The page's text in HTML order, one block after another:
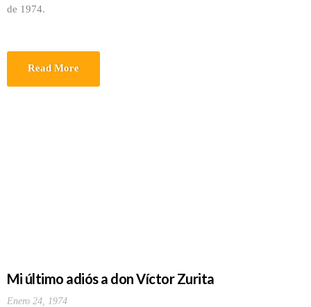
de 1974.
Read More
Mi último adiós a don Víctor Zurita
Enero 24, 1974